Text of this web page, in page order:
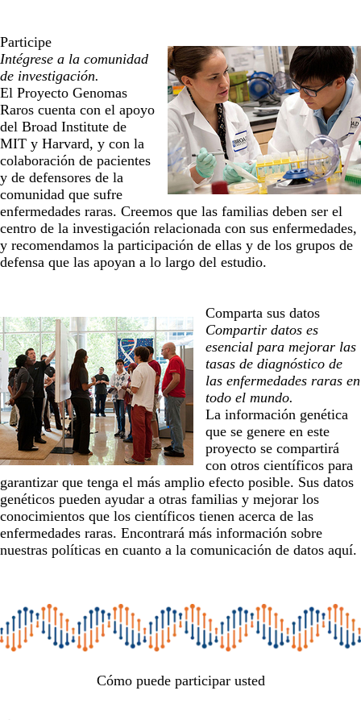
Participe
Intégrese a la comunidad
de investigación.
El Proyecto Genomas
Raros cuenta con el apoyo
del Broad Institute de
MIT y Harvard, y con la
colaboración de pacientes
y de defensores de la
comunidad que sufre
enfermedades raras. Creemos que las familias deben ser el
centro de la investigación relacionada con sus enfermedades,
y recomendamos la participación de ellas y de los grupos de
defensa que las apoyan a lo largo del estudio.
Comparta sus datos
Compartir datos es
esencial para mejorar las
tasas de diagnóstico de
las enfermedades raras en
todo el mundo.
La información genética
que se genere en este
proyecto se compartirá
con otros científicos para
garantizar que tenga el más amplio efecto posible. Sus datos
genéticos pueden ayudar a otras familias y mejorar los
conocimientos que los científicos tienen acerca de las
enfermedades raras. Encontrará más información sobre
nuestras políticas en cuanto a la comunicación de datos aquí.
Cómo puede participar usted